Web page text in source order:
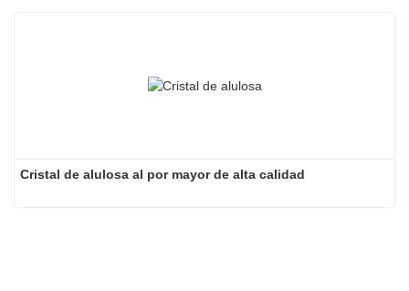
Cristal de alulosa al por mayor de alta calidad